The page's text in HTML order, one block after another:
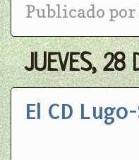
Publicado por
JUEVES, 28
El CD